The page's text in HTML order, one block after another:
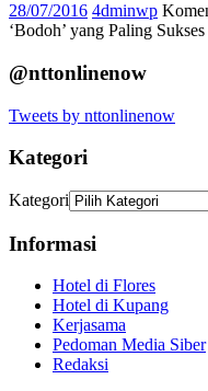
28/07/2016 4dminwp
‘Bodoh’ yang Paling
@nttonlinenow
Tweets by nttonlinenow
Kategori
Kategori
Informasi
Hotel di Flores
Hotel di Kupang
Kerjasama
Pedoman Media Siber
Redaksi